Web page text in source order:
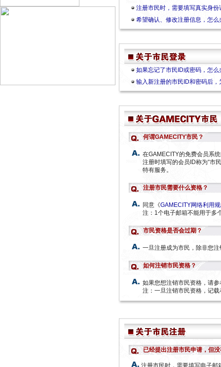
注册市民时，需要填写真实身份
希望确认、修改注册信息，怎么
如果忘记了市民ID或密码，怎么
输入新注册的市民ID和密码后
何谓GAMECITY市民？
在GAMECITY的免费会员系
注册时填写的会员ID称为“市
特有服务。
注册市民需要什么资格？
同意《GAMECITY网络利用
注：1个电子邮箱不能用于多
市民资格是否会过期？
一旦注册成为市民，除非您
如何注销市民资格？
如果您想注销市民资格，请参
注：一旦注销市民资格，记
已经提出注册市民申请，但
注册市民时，需要填写电子邮